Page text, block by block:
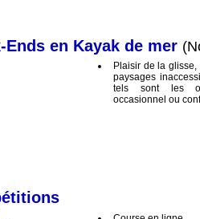
Ends en Kayak de mer
Plaisir de la
paysages
tels sont les
occasionnel ou